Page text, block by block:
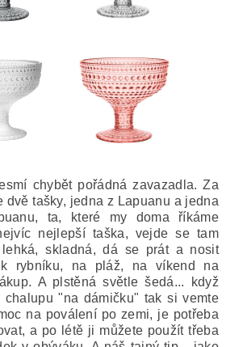
chybět pořádná zavazadla. Za
dvě tašky, jedna z Lapuanu a jedna
ta, které my doma říkáme
nejlepší taška, vejde se tam
skladná, dá se prát a nosit
rybníku, na pláž, na víkend na
A plstěná světle šedá... když
chalupu "na dámičku" tak si vemte
na poválení po zemi, je potřeba
a po létě ji můžete použít třeba